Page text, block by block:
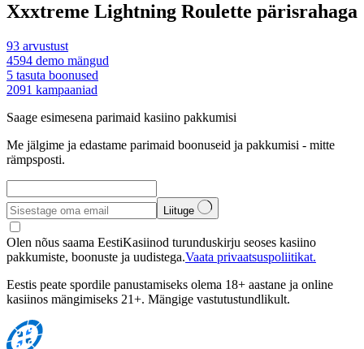
Xxxtreme Lightning Roulette pärisrahaga
93 arvustust
4594 demo mängud
5 tasuta boonused
2091 kampaaniad
Saage esimesena parimaid kasiino pakkumisi
Me jälgime ja edastame parimaid boonuseid ja pakkumisi - mitte
rämpsposti.
Liituge
Olen nõus saama EestiKasiinod turunduskirju seoses kasiino
pakkumiste, boonuste ja uudistega.Vaata privaatsuspoliitikat.
Eestis peate spordile panustamiseks olema 18+ aastane ja online
kasiinos mängimiseks 21+. Mängige vastutustundlikult.